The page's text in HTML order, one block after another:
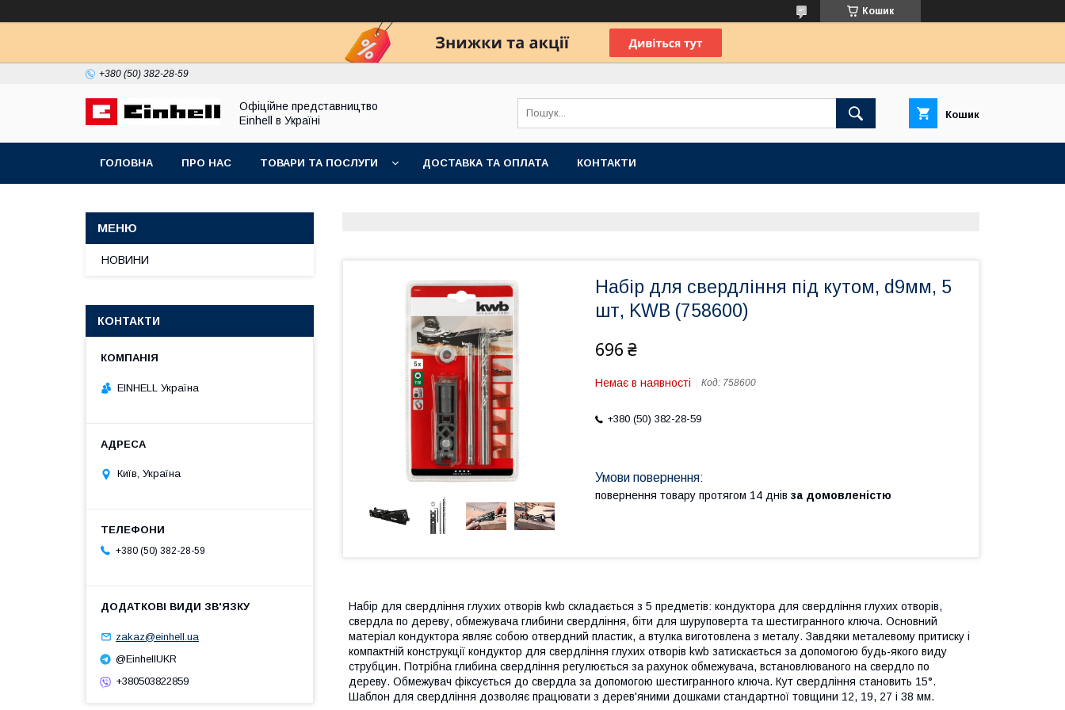
Кошик
+380 (50) 382-28-59
Офіційне представництво
Einhell в Україні
Кошик
ГОЛОВНА ПРО НАС ТОВАРИ ТА ПОСЛУГИ ДОСТАВКА ТА ОПЛАТА КОНТАКТИ
Набір для свердління під кутом, d9мм, 5
шт, KWB (758600)
696 ₴
Немає в наявності Код: 758600
+380 (50) 382-28-59
повернення товару протягом 14 днів за домовленістю
Набір для свердління глухих отворів kwb складається з 5 предметів: кондуктора для свердління глухих отворів,
свердла по дереву, обмежувача глибини свердління, біти для шуруповерта та шестигранного ключа. Основний
матеріал кондуктора являє собою отвердний пластик, а втулка виготовлена з металу. Завдяки металевому притиску і
компактній конструкції кондуктор для свердління глухих отворів kwb затискається за допомогою будь-якого виду
струбцин. Потрібна глибина свердління регулюється за рахунок обмежувача, встановлюваного на свердло по
дереву. Обмежувач фіксується до свердла за допомогою шестигранного ключа. Кут свердління становить 15°.
Шаблон для свердління дозволяє працювати з дерев'яними дошками стандартної товщини 12, 19, 27 і 38 мм.
НОВИНИ
КОНТАКТИ
EINHELL Україна
Київ, Україна
+380 (50) 382-28-59
zakaz@einhell.ua
@EinhellUKR
+380503822859